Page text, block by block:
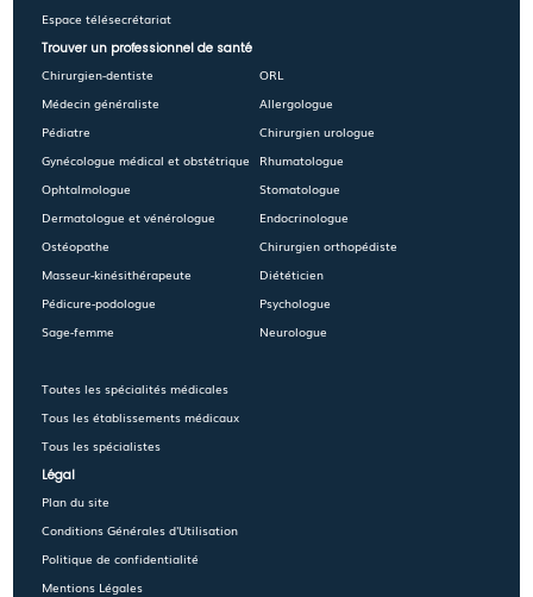
Espace télésecrétariat
Trouver un professionnel de santé
Chirurgien-dentiste
Médecin généraliste
Pédiatre
Gynécologue médical et obstétrique
Ophtalmologue
Dermatologue et vénérologue
Ostéopathe
Masseur-kinésithérapeute
Pédicure-podologue
Sage-femme
Toutes les spécialités médicales
Tous les établissements médicaux
Tous les spécialistes
ORL
Allergologue
Chirurgien urologue
Rhumatologue
Stomatologue
Endocrinologue
Chirurgien orthopédiste
Diététicien
Psychologue
Neurologue
Légal
Plan du site
Conditions Générales d'Utilisation
Politique de confidentialité
Mentions Légales